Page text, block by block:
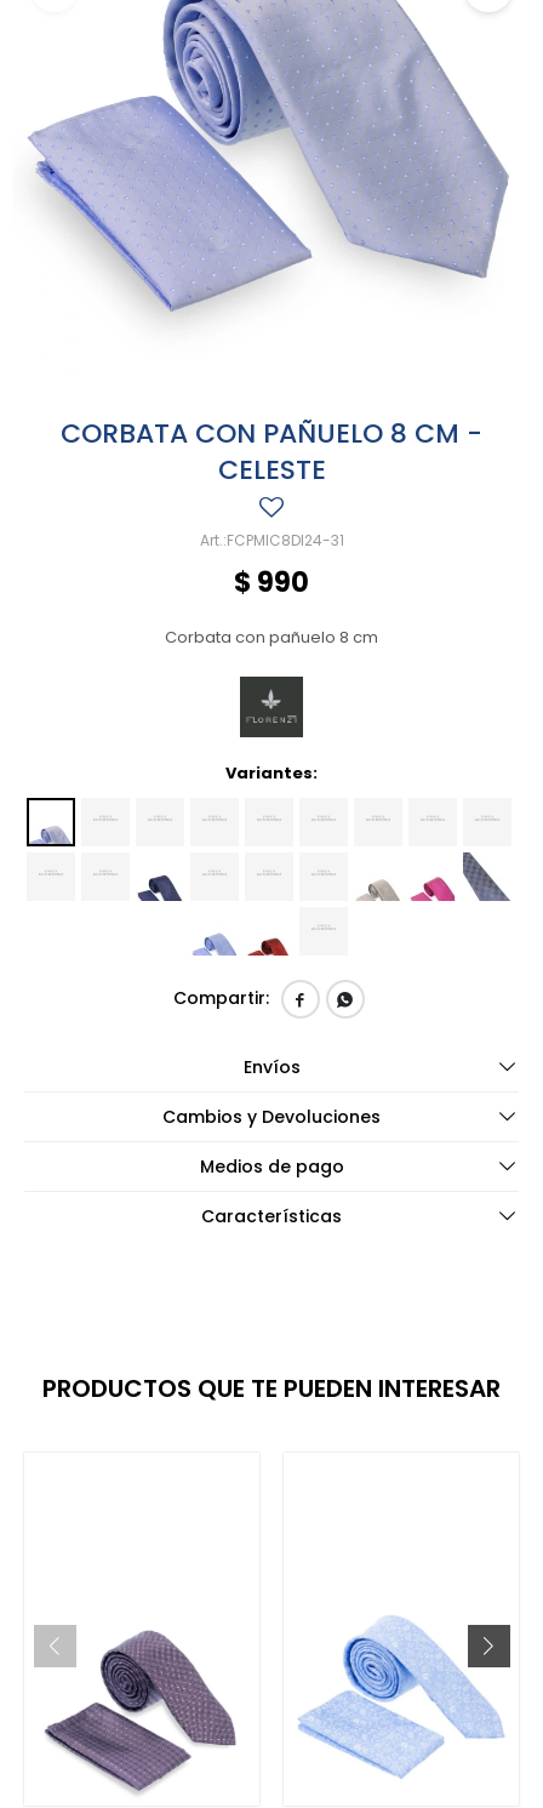
CORBATA CON PAÑUELO 8 CM -
CELESTE
FCPMIC8DI24-31
$ 990
Corbata con pañuelo 8 cm
Variantes:
 
Envíos
Cambios y Devoluciones
Medios de pago
Características
PRODUCTOS QUE TE PUEDEN INTERESAR